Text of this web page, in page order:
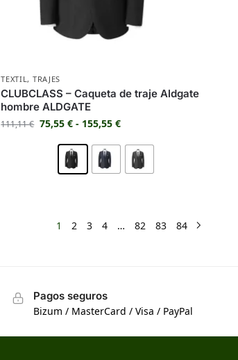
TEXTIL , TRAJES
CLUBCLASS – Caqueta de traje Aldgate
hombre ALDGATE
111,11€ 75,55€ - 155,55€
1 2 3 4 … 82 83 84
Pagos seguros
Bizum / MasterCard / Visa / PayPal